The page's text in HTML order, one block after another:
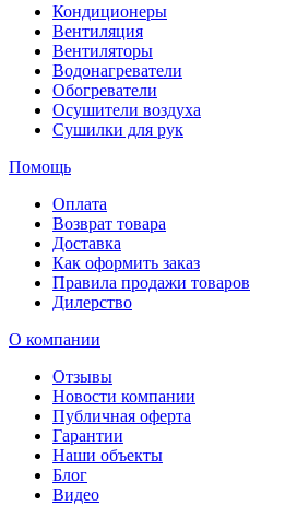
Кондиционеры
Вентиляция
Вентиляторы
Водонагреватели
Обогреватели
Осушители воздуха
Сушилки для рук
Помощь
Оплата
Возврат товара
Доставка
Как оформить заказ
Правила продажи товаров
Дилерство
О компании
Отзывы
Новости компании
Публичная оферта
Гарантии
Наши объекты
Блог
Видео